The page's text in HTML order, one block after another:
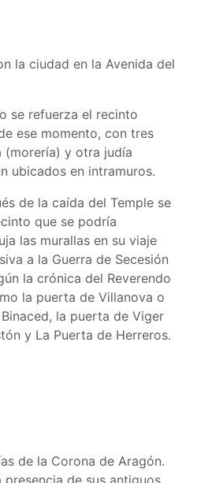
la ciudad en la Avenida del
se refuerza el recinto
ese momento, con tres
(morería) y otra judía
ubicados en intramuros.
de la caída del Temple se
que se podría
las murallas en su viaje
a la Guerra de Secesión
la crónica del Reverendo
la puerta de Villanova o
la puerta de Viger
y La Puerta de Herreros.
de la Corona de Aragón.
de sus antiguos